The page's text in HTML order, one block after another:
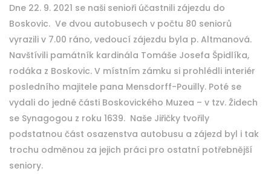
Dne 22. 9. 2021 se naši senioři účastnili zájezdu do
Boskovic. Ve dvou autobusech v počtu 80 seniorů
vyrazili v 7.00 ráno, vedoucí zájezdu byla p. Altmanová.
Navštívili památník kardinála Tomáše Josefa Špidlíka,
rodáka z Boskovic. V místním zámku si prohlédli interiér
posledního majitele pana Mensdorff-Pouilly. Poté se
vydali do jedné části Boskovického Muzea – v tzv. Židech
se Synagogou z roku 1639. Naše Jiřičky tvořily
podstatnou část osazenstva autobusu a zájezd byl i tak
trochu odměnou za jejich práci pro ostatní potřebnější
seniory.